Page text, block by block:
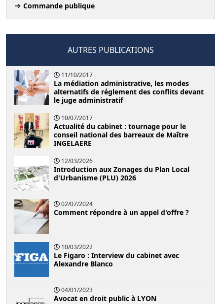
Commande publique
AUTRES PUBLICATIONS
11/10/2017
La médiation administrative, les modes
alternatifs de réglement des conflits devant
le juge administratif
10/07/2017
Actualité du cabinet : tournage pour le
conseil national des barreaux de Maître
INGELAERE
12/03/2026
Introduction aux Zonages du Plan Local
d'Urbanisme (PLU) 2026
02/07/2024
Comment répondre à un appel d'offre ?
10/03/2022
Le Figaro : Interview du cabinet avec
Alexandre Blanco
04/01/2023
Avocat en droit public à LYON